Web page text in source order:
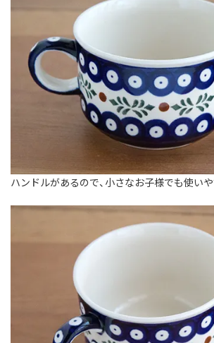
ハンドルがあるので、小さなお子様でも使いや